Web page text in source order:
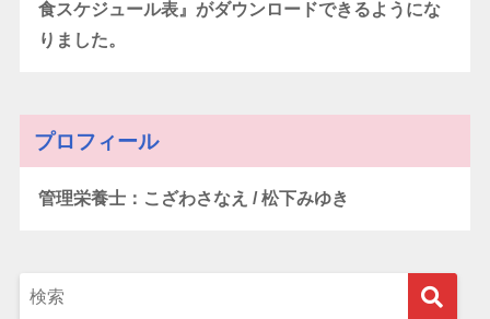
食スケジュール表』がダウンロードできるようにな
りました。
プロフィール
管理栄養士：こざわさなえ / 松下みゆき